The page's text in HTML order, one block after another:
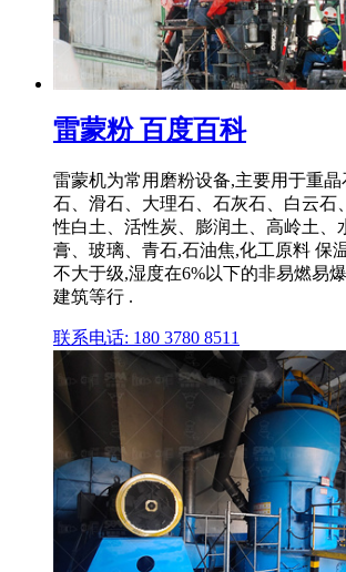
雷蒙粉 百度百科
雷蒙机为常用磨粉设备,主要用于重
石、滑石、大理石、石灰石、白云石
性白土、活性炭、膨润土、高岭土、
膏、玻璃、青石,石油焦,化工原料 保
不大于级,湿度在6%以下的非易燃易
建筑等行 .
联系电话: 180 3780 8511